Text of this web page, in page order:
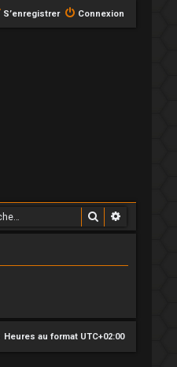
Connexion
S’enregistrer
Rechercher
Heures au format UTC+02:00